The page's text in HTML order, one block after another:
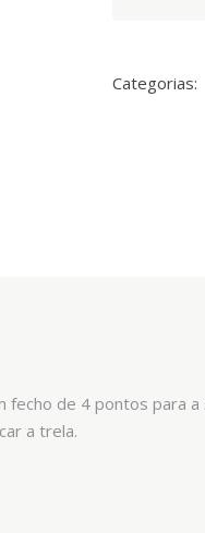
Categorias:
de 4 pontos para a
a trela.